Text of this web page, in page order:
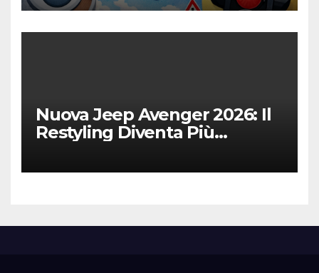
Nuova Jeep Avenger 2026: Il
Restyling Diventa Più
Fedele al DNA Off-Road